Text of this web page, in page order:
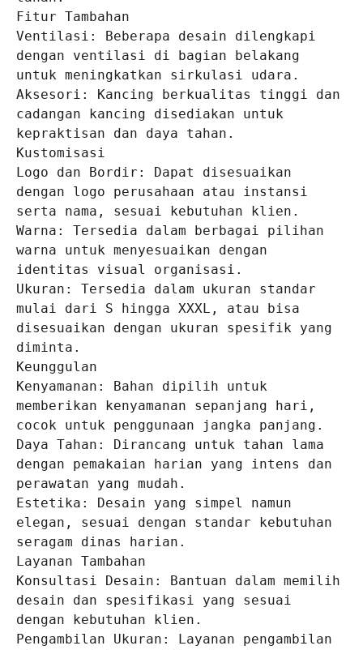
Fitur Tambahan
Ventilasi: Beberapa desain dilengkapi
dengan ventilasi di bagian belakang
untuk meningkatkan sirkulasi udara.
Aksesori: Kancing berkualitas tinggi dan
cadangan kancing disediakan untuk
kepraktisan dan daya tahan.
Kustomisasi
Logo dan Bordir: Dapat disesuaikan
dengan logo perusahaan atau instansi
serta nama, sesuai kebutuhan klien.
Warna: Tersedia dalam berbagai pilihan
warna untuk menyesuaikan dengan
identitas visual organisasi.
Ukuran: Tersedia dalam ukuran standar
mulai dari S hingga XXXL, atau bisa
disesuaikan dengan ukuran spesifik yang
diminta.
Keunggulan
Kenyamanan: Bahan dipilih untuk
memberikan kenyamanan sepanjang hari,
cocok untuk penggunaan jangka panjang.
Daya Tahan: Dirancang untuk tahan lama
dengan pemakaian harian yang intens dan
perawatan yang mudah.
Estetika: Desain yang simpel namun
elegan, sesuai dengan standar kebutuhan
seragam dinas harian.
Layanan Tambahan
Konsultasi Desain: Bantuan dalam memilih
desain dan spesifikasi yang sesuai
dengan kebutuhan klien.
Pengambilan Ukuran: Layanan pengambilan